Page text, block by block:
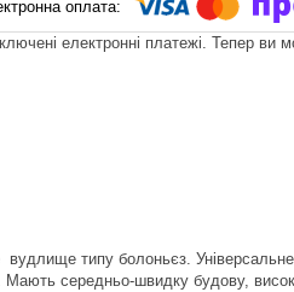
електронні платежі. Тепер
типу болоньєз. Універсальне
середньо-швидку будову,